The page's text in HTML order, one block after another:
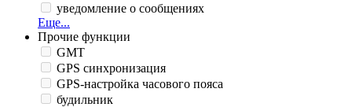
уведомление о сообщениях
Еще...
Прочие функции
GMT
GPS синхронизация
GPS-настройка часового пояса
будильник